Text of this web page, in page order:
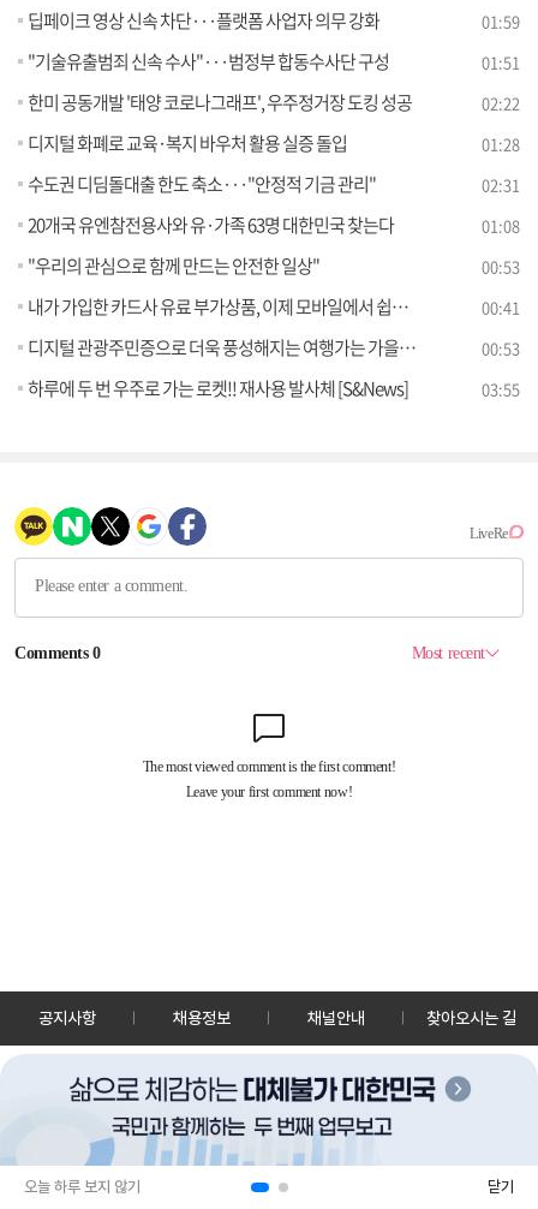
오늘 하루 보지 않기 닫기
딥페이크 영상 신속 차단···플랫폼 사업자 의무 강화 01:59
"기술유출범죄 신속 수사"···범정부 합동수사단 구성 01:51
한미 공동개발 '태양 코로나그래프', 우주정거장 도킹 성공 02:22
디지털 화폐로 교육·복지 바우처 활용 실증 돌입 01:28
수도권 디딤돌대출 한도 축소···"안정적 기금 관리" 02:31
20개국 유엔참전용사와 유·가족 63명 대한민국 찾는다 01:08
"우리의 관심으로 함께 만드는 안전한 일상" 00:53
내가 가입한 카드사 유료 부가상품, 이제 모바일에서 쉽고 편리하게 관리하세요! 00:41
디지털 관광주민증으로 더욱 풍성해지는 여행가는 가을을 즐겨요 00:53
하루에 두 번 우주로 가는 로켓!! 재사용 발사체 [S&News] 03:55
공지사항 채용정보 채널안내 찾아오시는 길
30128 세종특별자치시 정부2청사로 13 한국정책방송원 KTV
TEL: 044-204-8000
Copyrightⓒ KTV 국민방송 All Rights Reserved.
PC버전 앱 다운로드